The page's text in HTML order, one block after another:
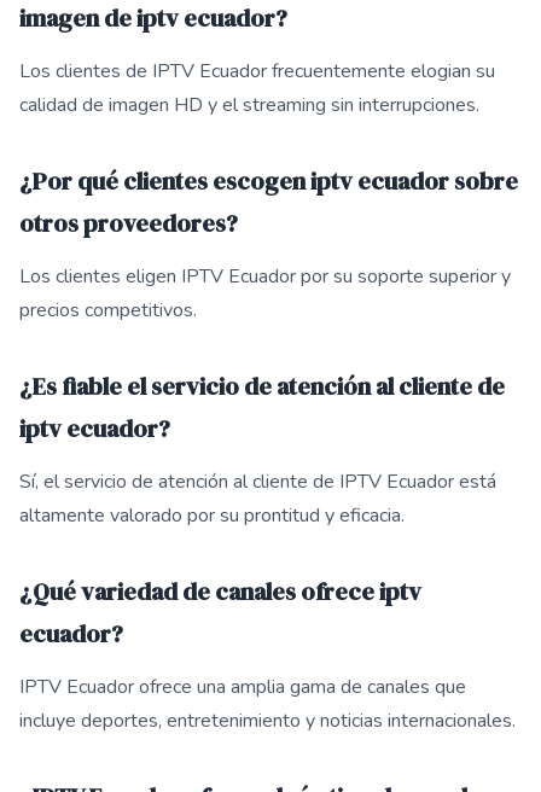
imagen de iptv ecuador?
Los clientes de IPTV Ecuador frecuentemente elogian su
calidad de imagen HD y el streaming sin interrupciones.
¿Por qué clientes escogen iptv ecuador sobre
otros proveedores?
Los clientes eligen IPTV Ecuador por su soporte superior y
precios competitivos.
¿Es fiable el servicio de atención al cliente de
iptv ecuador?
Sí, el servicio de atención al cliente de IPTV Ecuador está
altamente valorado por su prontitud y eficacia.
¿Qué variedad de canales ofrece iptv
ecuador?
IPTV Ecuador ofrece una amplia gama de canales que
incluye deportes, entretenimiento y noticias internacionales.